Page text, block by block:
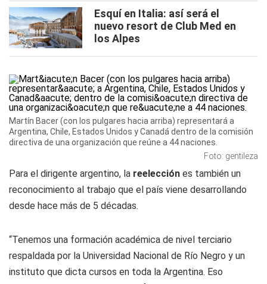
Esquí en Italia: así será el
nuevo resort de Club Med en
los Alpes
Martín Bacer (con los pulgares hacia arriba) representará a
Argentina, Chile, Estados Unidos y Canadá dentro de la comisión
directiva de una organización que reúne a 44 naciones.
Foto: gentileza
Para el dirigente argentino, la reelección es también un
reconocimiento al trabajo que el país viene desarrollando
desde hace más de 5 décadas.
“Tenemos una formación académica de nivel terciario
respaldada por la Universidad Nacional de Río Negro y un
instituto que dicta cursos en toda la Argentina. Eso